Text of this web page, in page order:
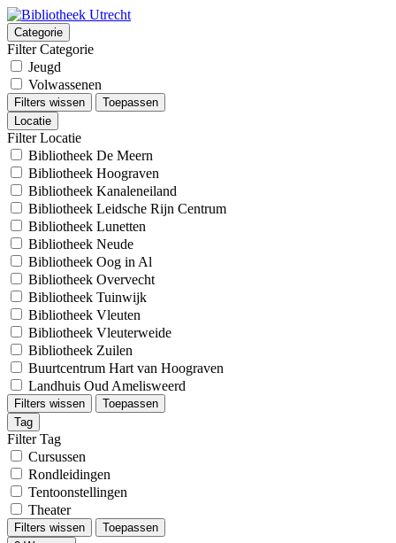
Categorie
Filter Categorie
Jeugd
Volwassenen
Filters wissen
Toepassen
Locatie
Filter Locatie
Bibliotheek De Meern
Bibliotheek Hoograven
Bibliotheek Kanaleneiland
Bibliotheek Leidsche Rijn Centrum
Bibliotheek Lunetten
Bibliotheek Neude
Bibliotheek Oog in Al
Bibliotheek Overvecht
Bibliotheek Tuinwijk
Bibliotheek Vleuten
Bibliotheek Vleuterweide
Bibliotheek Zuilen
Buurtcentrum Hart van Hoograven
Landhuis Oud Amelisweerd
Filters wissen
Toepassen
Tag
Filter Tag
Cursussen
Rondleidingen
Tentoonstellingen
Theater
Filters wissen
Toepassen